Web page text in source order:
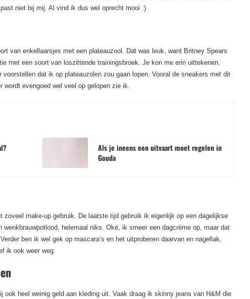
niet bij mij. Al vind ik dus wel oprecht mooi :)
van enkellaarsjes met een plateauzool. Dat was leuk, want Britney Spears
met een soort van loszittende trainingsbroek. Je kon me erin uittekenen.
dat ik op plateauzolen zou gaan lopen. Vooral de sneakers met dit
evengoed wel veel op gelopen zie ik.
Als je ineens een uitvaart moet regelen in
Gouda
make-up gebruik. De laatste tijd gebruik ik eigenlijk op een dagelijkse
helemaal niks. Oké, ik smeer een dagcrème op, maar dat
ben ik wel gek op mascara’s en het uitproberen daarvan en nagellak,
ik ook weer weg.
heel weinig geld aan kleding uit. Vaak draag ik skinny jeans van H&M die